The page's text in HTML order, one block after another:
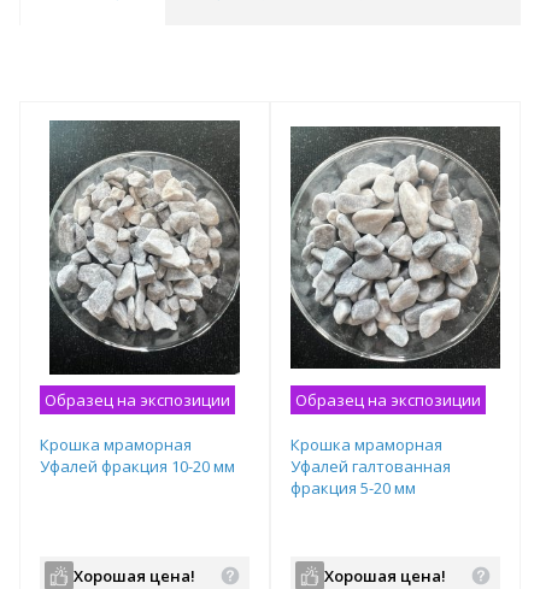
Образец на экспозиции
Крошка мраморная
Уфалей фракция 10-20 мм
Хорошая цена!
Образец на экспозиции
Крошка мраморная
Уфалей галтованная
фракция 5-20 мм
Хорошая цена!